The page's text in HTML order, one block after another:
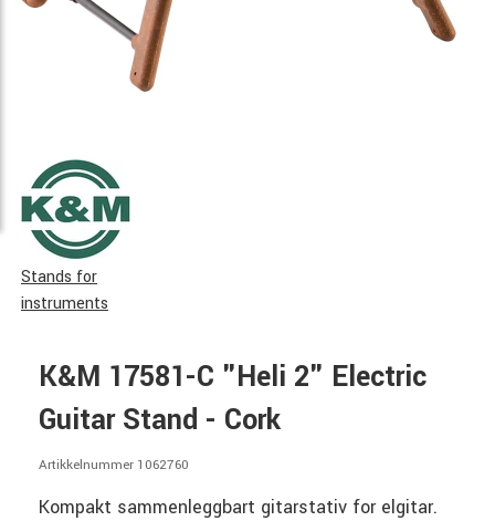
Stands for
instruments
K&M 17581-C "Heli 2" Electric
Guitar Stand - Cork
Artikkelnummer 1062760
Kompakt sammenleggbart gitarstativ for elgitar.